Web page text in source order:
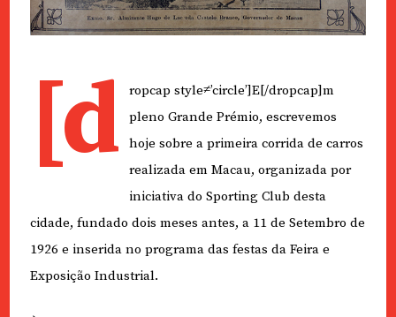
[d
ropcap style≠’circle’]E[/dropcap]m
pleno Grande Prémio, escrevemos
hoje sobre a primeira corrida de carros
realizada em Macau, organizada por
iniciativa do Sporting Club desta
cidade, fundado dois meses antes, a 11 de Setembro de
1926 e inserida no programa das festas da Feira e
Exposição Industrial.